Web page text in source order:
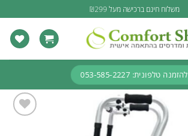
משלוח חינם ברכישה מעל ₪299
להזמנה טלפונית: 053-585-2227